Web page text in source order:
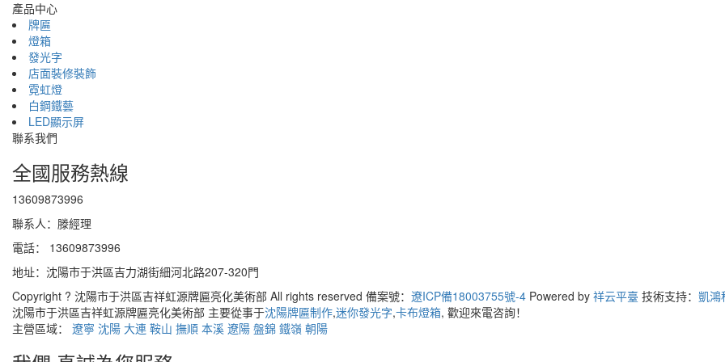
產品中心
牌匾
燈箱
發光字
店面裝修裝飾
霓虹燈
白鋼鐵藝
LED顯示屏
聯系我們
全國服務熱線
13609873996
聯系人：滕經理
電話： 13609873996
地址：沈陽市于洪區吉力湖街細河北路207-320門
Copyright ? 沈陽市于洪區吉祥虹源牌匾亮化美術部 All rights reserved 備案號： 遼ICP備18003755號-4 Powered by 祥云平臺 技術支持： 凱鴻
沈陽市于洪區吉祥虹源牌匾亮化美術部 主要從事于沈陽牌匾制作,迷你發光字,卡布燈箱, 歡迎來電咨詢！
主營區域： 遼寧 沈陽 大連 鞍山 撫順 本溪 遼陽 盤錦 鐵嶺 朝陽